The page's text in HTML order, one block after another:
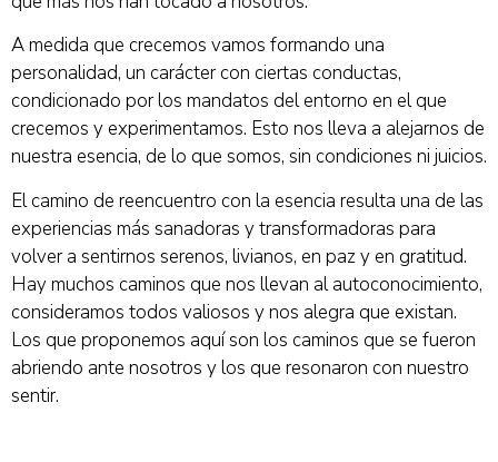
A medida que crecemos vamos formando una
personalidad, un carácter con ciertas conductas,
condicionado por los mandatos del entorno en el que
crecemos y experimentamos. Esto nos lleva a alejarnos de
nuestra esencia, de lo que somos, sin condiciones ni juicios.
El camino de reencuentro con la esencia resulta una de las
experiencias más sanadoras y transformadoras para
volver a sentirnos serenos, livianos, en paz y en gratitud.
Hay muchos caminos que nos llevan al autoconocimiento,
consideramos todos valiosos y nos alegra que existan.
Los que proponemos aquí son los caminos que se fueron
abriendo ante nosotros y los que resonaron con nuestro
sentir.